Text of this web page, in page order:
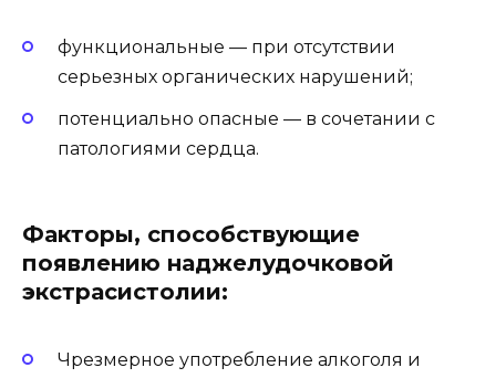
функциональные — при отсутствии
серьезных органических нарушений;
потенциально опасные — в сочетании с
патологиями сердца.
Факторы, способствующие
появлению наджелудочковой
экстрасистолии:
Чрезмерное употребление алкоголя и